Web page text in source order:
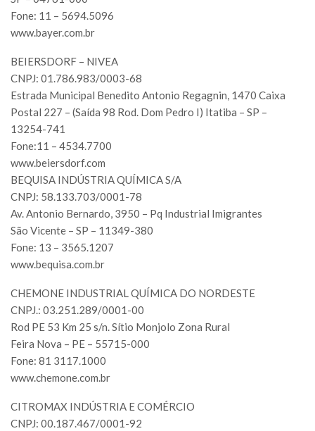
Fone: 11 – 5694.5096
www.bayer.com.br
BEIERSDORF – NIVEA
CNPJ: 01.786.983/0003-68
Estrada Municipal Benedito Antonio Regagnin, 1470 Caixa
Postal 227 – (Saída 98 Rod. Dom Pedro I) Itatiba – SP –
13254-741
Fone:11 – 4534.7700
www.beiersdorf.com
BEQUISA INDÚSTRIA QUÍMICA S/A
CNPJ: 58.133.703/0001-78
Av. Antonio Bernardo, 3950 – Pq Industrial Imigrantes
São Vicente – SP – 11349-380
Fone: 13 – 3565.1207
www.bequisa.com.br
CHEMONE INDUSTRIAL QUÍMICA DO NORDESTE
CNPJ.: 03.251.289/0001-00
Rod PE 53 Km 25 s/n. Sítio Monjolo Zona Rural
Feira Nova – PE – 55715-000
Fone: 81 3117.1000
www.chemone.com.br
CITROMAX INDÚSTRIA E COMÉRCIO
CNPJ: 00.187.467/0001-92